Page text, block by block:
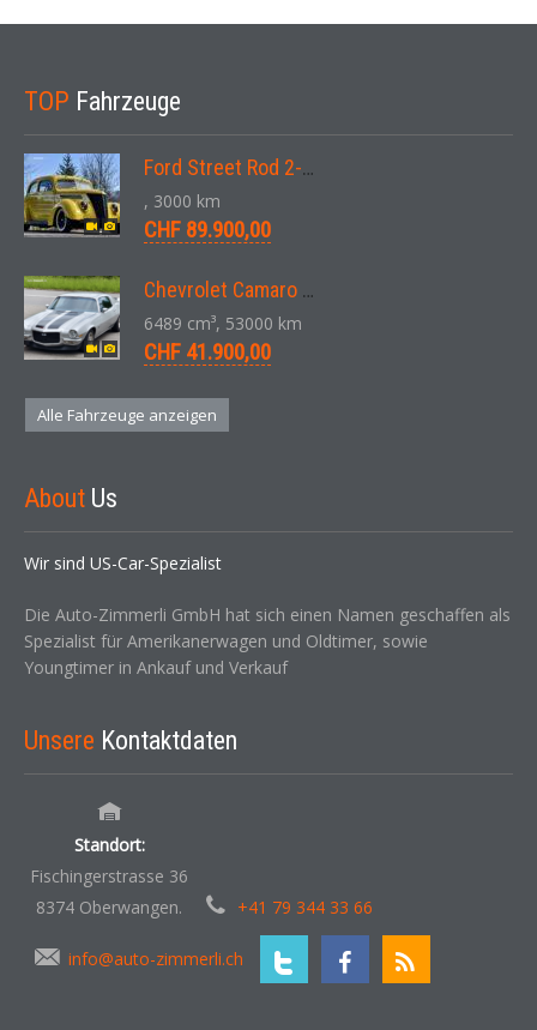
TOP Fahrzeuge
Ford Street Rod 2-Door V8 Aut. 1937
, 3000 km
CHF 89.900,00
Chevrolet Camaro SS 396 LS3 Coupe Aut. 1971
6489 cm³, 53000 km
CHF 41.900,00
Alle Fahrzeuge anzeigen
About Us
Wir sind US-Car-Spezialist
Die Auto-Zimmerli GmbH hat sich einen Namen geschaffen als
Spezialist für Amerikanerwagen und Oldtimer, sowie
Youngtimer in Ankauf und Verkauf
Unsere Kontaktdaten
Standort:
Fischingerstrasse 36
8374 Oberwangen.
+41 79 344 33 66
info@auto-zimmerli.ch